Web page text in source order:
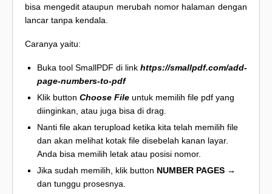
bisa mengedit ataupun merubah nomor halaman dengan
lancar tanpa kendala.
Caranya yaitu:
Buka tool SmallPDF di link https://smallpdf.com/add-
page-numbers-to-pdf
Klik button Choose File untuk memilih file pdf yang
diinginkan, atau juga bisa di drag.
Nanti file akan terupload ketika kita telah memilih file
dan akan melihat kotak file disebelah kanan layar.
Anda bisa memilih letak atau posisi nomor.
Jika sudah memilih, klik button NUMBER PAGES →
dan tunggu prosesnya.